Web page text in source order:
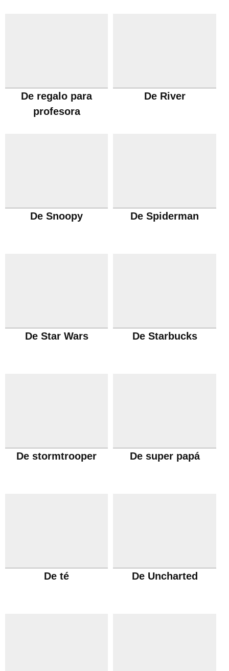
De regalo para
profesora
De River
De Snoopy De Spiderman
De Star Wars De Starbucks
De stormtrooper De super papá
De té De Uncharted